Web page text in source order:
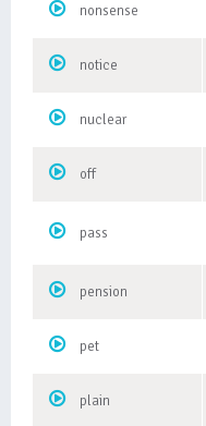
nonsense
notice
nuclear
off
pass
pension
pet
plain